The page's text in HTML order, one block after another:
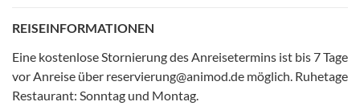
REISEINFORMATIONEN
Eine kostenlose Stornierung des Anreisetermins ist bis 7 Tage
vor Anreise über reservierung@animod.de möglich Ruhetage
Restaurant: Sonntag und Montag